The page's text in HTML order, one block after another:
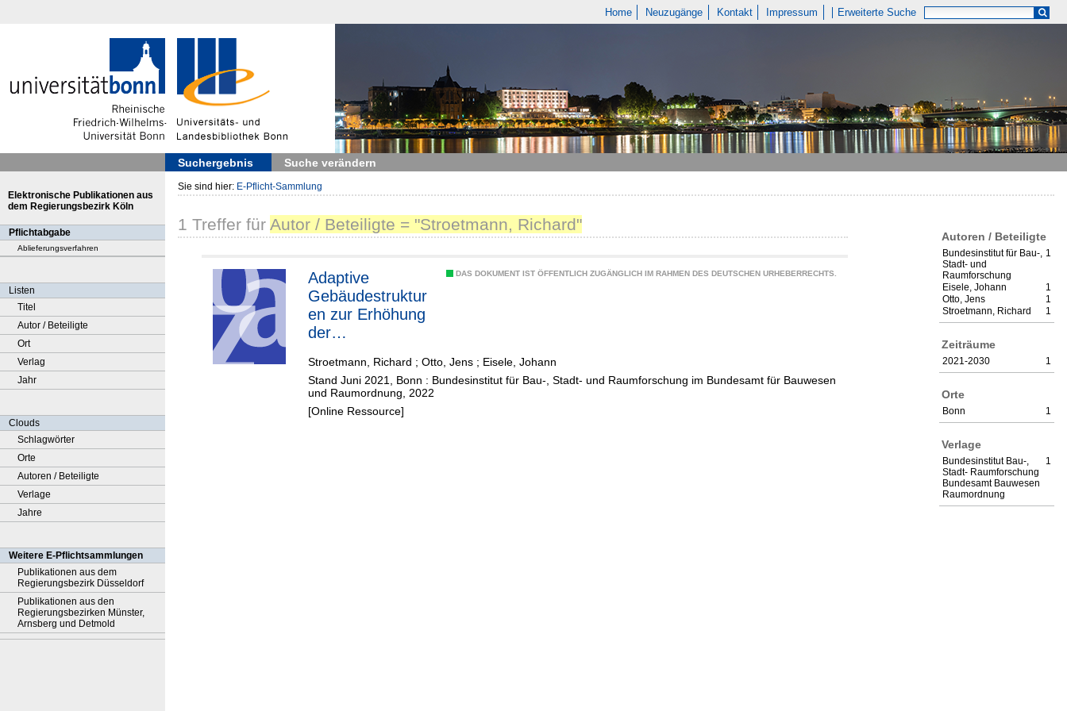
Home Neuzugänge Kontakt Impressum Erweiterte Suche
Suchergebnis Suche verändern
Elektronische Publikationen aus
dem Regierungsbezirk Köln
Pflichtabgabe
Ablieferungsverfahren
Listen
Titel
Autor / Beteiligte
Ort
Verlag
Jahr
Clouds
Schlagwörter
Orte
Autoren / Beteiligte
Verlage
Jahre
Weitere E-Pflichtsammlungen
Publikationen aus dem
Regierungsbezirk Düsseldorf
Publikationen aus den
Regierungsbezirken Münster,
Arnsberg und Detmold
Sie sind hier: E-Pflicht-Sammlung
Autoren / Beteiligte
1
Bundesinstitut für Bau-,
Stadt- und
Raumforschung
1
Eisele, Johann
1
Otto, Jens
1
Stroetmann, Richard
Zeiträume
1
2021-2030
Orte
1
Bonn
Verlage
1
Bundesinstitut Bau-,
Stadt- Raumforschung
Bundesamt Bauwesen
Raumordnung
1 Treffer für Autor / Beteiligte = "Stroetmann, Richard"
DAS DOKUMENT IST ÖFFENTLICH ZUGÄNGLICH IM RAHMEN DES DEUTSCHEN URHEBERRECHTS.
Adaptive
Gebäudestruktur
en zur Erhöhung
der
nz von
Geschossbauten
im städtischen
Stroetmann, Richard ; Otto, Jens ; Eisele, Johann
Stand Juni 2021, Bonn : Bundesinstitut für Bau-, Stadt- und Raumforschung im Bundesamt für Bauwesen
und Raumordnung, 2022
[Online Ressource]